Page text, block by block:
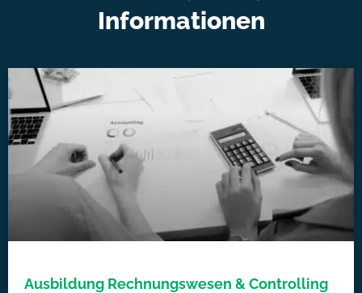
Informationen
Ausbildung Rechnungswesen & Controlling